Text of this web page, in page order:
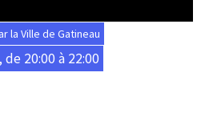
la Ville de Gatineau
20:00 à 22:00